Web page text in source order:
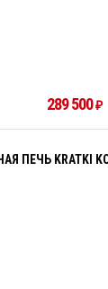
289 500 ₽
ПЕЧЬ KRATKI